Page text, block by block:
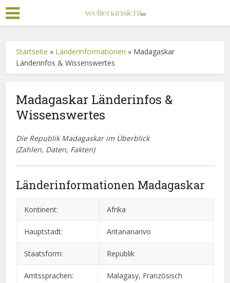
Startseite » Länderinformationen » Madagaskar
Länderinfos & Wissenswertes
Madagaskar Länderinfos &
Wissenswertes
Die Republik Madagaskar im Überblick
(Zahlen, Daten, Fakten)
Länderinformationen Madagaskar
Kontinent: Afrika
Hauptstadt: Antananarivo
Staatsform: Republik
Amtssprachen: Malagasy, Französisch